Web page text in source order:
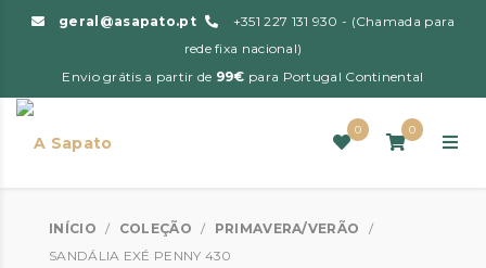
geral@asapato.pt
+351 227 131 930 - (Chamada para
rede fixa nacional)
Envio grátis a partir de 99€ para Portugal Continental
0 0
INÍCIO / COLEÇÃO / PRIMAVERA/VERÃO
/
SANDÁLIA EXÉ PENNY 430